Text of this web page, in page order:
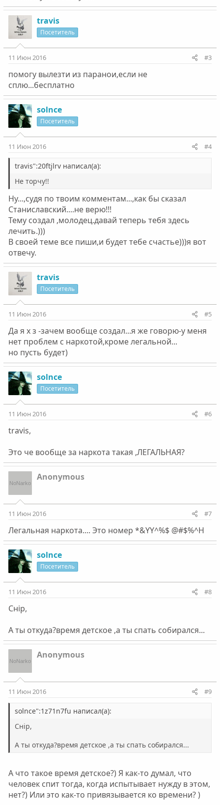
travis
Посетитель
11 Июн 2016 #3
помогу вылезти из паранои,если не
сплю...бесплатно
solnce
Посетитель
11 Июн 2016 #4
travis":20ftjlrv написал(а):
Не торчу!!
Ну...,судя по твоим комментам...,как бы сказал
Станиславский....не верю!!!
Тему создал ,молодец.давай теперь тебя здесь
лечить.)))
В своей теме все пиши,и будет тебе счастье)))я вот
отвечу.
travis
Посетитель
11 Июн 2016 #5
Да я х з -зачем вообще создал...я же говорю-у меня
нет проблем с наркотой,кроме легальной...
но пусть будет)
solnce
Посетитель
11 Июн 2016 #6
travis,
Это че вообще за наркота такая ,ЛЕГАЛЬНАЯ?
Anonymous
11 Июн 2016 #7
Легальная наркота.... Это номер *&YY^%$ @#$%^H
solnce
Посетитель
11 Июн 2016 #8
Снip,
А ты откуда?время детское ,а ты спать собирался...
Anonymous
11 Июн 2016 #9
solnce":1z71n7fu написал(а):
Снip,
А ты откуда?время детское ,а ты спать собирался...
А что такое время детское?) Я как-то думал, что
человек спит тогда, когда испытывает нужду в этом,
нет?) Или это как-то привязывается ко времени? )